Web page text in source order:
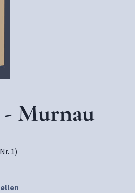
- Murnau
1)